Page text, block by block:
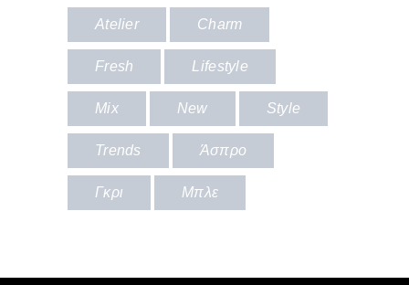
Atelier Charm
Fresh Lifestyle
Mix New Style
Trends Άσπρο
Γκρι Μπλε